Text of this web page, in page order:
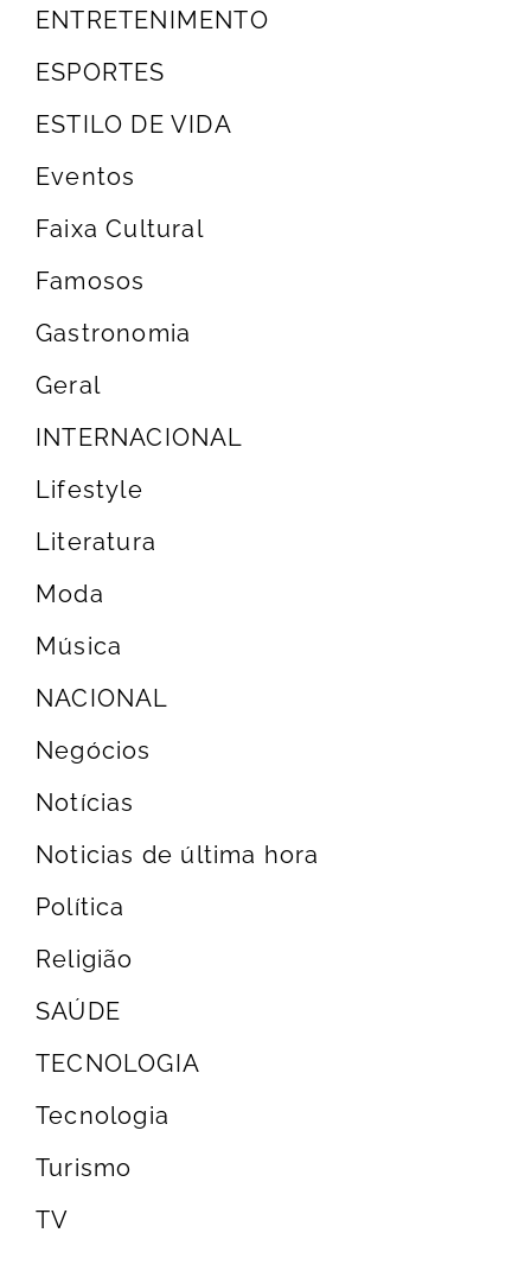
ENTRETENIMENTO
ESPORTES
ESTILO DE VIDA
Eventos
Faixa Cultural
Famosos
Gastronomia
Geral
INTERNACIONAL
Lifestyle
Literatura
Moda
Música
NACIONAL
Negócios
Notícias
Noticias de última hora
Política
Religião
SAÚDE
TECNOLOGIA
Tecnologia
Turismo
TV